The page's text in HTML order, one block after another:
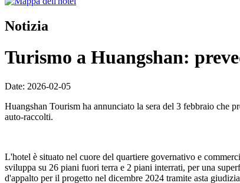
Notizia
Turismo a Huangshan:
Date: 2026-02-05
Huangshan Tourism ha annunciato la sera del 3 febbraio che
auto-raccolti.
L'hotel è situato nel cuore del quartiere governativo e
sviluppa su 26 piani fuori terra e 2 piani interrati, per una
d'appalto per il progetto nel dicembre 2024 tramite asta